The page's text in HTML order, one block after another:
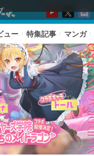
ュー 特集記事 マンガ